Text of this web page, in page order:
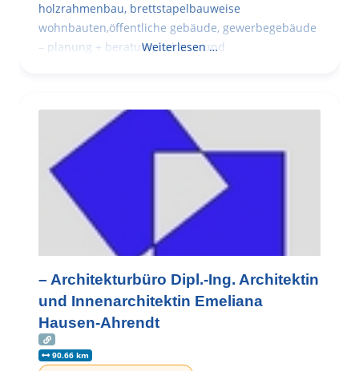
holzrahmenbau, brettstapelbauweise
wohnbauten,öffentliche gebäude, gewerbegebäude
– planung + beratung bei an – und
Weiterlesen …
– Architekturbüro Dipl.-Ing. Architektin
und Innenarchitektin Emeliana
Hausen-Ahrendt
90.66 km